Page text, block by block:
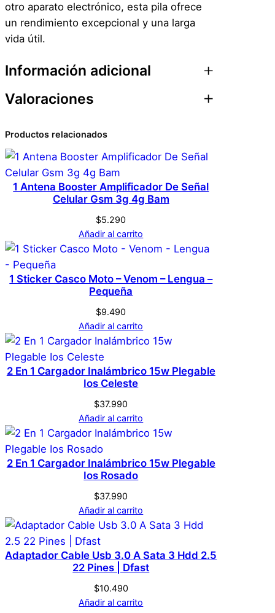
otro aparato electrónico, esta pila ofrece
un rendimiento excepcional y una larga
vida útil.
Información adicional
Atributos
Dimensiones
Marca Genérica
Gris
Tamaño
Valoraciones
0 valoraciones en 10
Un. Pilas para reloj –
CR2032
No hay valoraciones aún. Solo los usuarios
registrados que hayan comprado este
producto pueden hacer una valoración.
Acceder
Productos relacionados
1 Antena Booster Amplificador De Señal
Celular Gsm 3g 4g Bam
$5.290
Añadir al carrito
1 Sticker Casco Moto – Venom – Lengua –
Pequeña
$9.490
Añadir al carrito
2 En 1 Cargador Inalámbrico 15w Plegable
Ios Celeste
$37.990
Añadir al carrito
2 En 1 Cargador Inalámbrico 15w Plegable
Ios Rosado
$37.990
Añadir al carrito
Adaptador Cable Usb 3.0 A Sata 3 Hdd 2.5
22 Pines | Dfast
$10.490
Añadir al carrito